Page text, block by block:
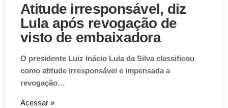
Atitude irresponsável, diz
Lula após revogação de
visto de embaixadora
O presidente Luiz Inácio Lula da Silva classificou
como atitude irresponsável e impensada a
revogação…
Acessar »